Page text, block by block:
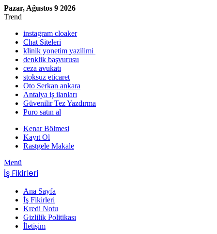
Pazar, Ağustos 9 2026
Trend
instagram cloaker
Chat Siteleri
klinik yonetim yazilimi
denklik başvurusu
ceza avukatı
stoksuz eticaret
Oto Serkan ankara
Antalya iş ilanları
Güvenilir Tez Yazdırma
Puro satın al
Kenar Bölmesi
Kayıt Ol
Rastgele Makale
Menü
İş Fikirleri
Ana Sayfa
İş Fikirleri
Kredi Notu
Gizlilik Politikası
İletişim